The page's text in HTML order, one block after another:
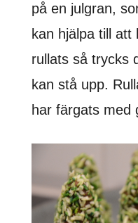
på en julgran,
kan hjälpa till
rullats så trycks
kan stå upp.
har färgats med